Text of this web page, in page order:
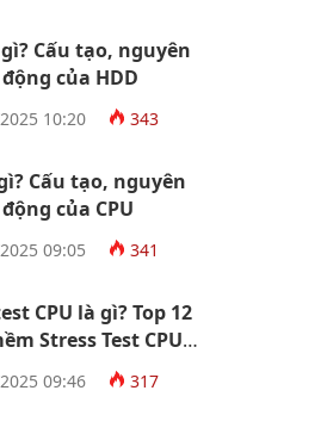
Cấu tạo, nguyên
của HDD
10:20 343
Cấu tạo, nguyên
của CPU
09:05 341
CPU là gì? Top 12
Stress Test CPU
09:46 317